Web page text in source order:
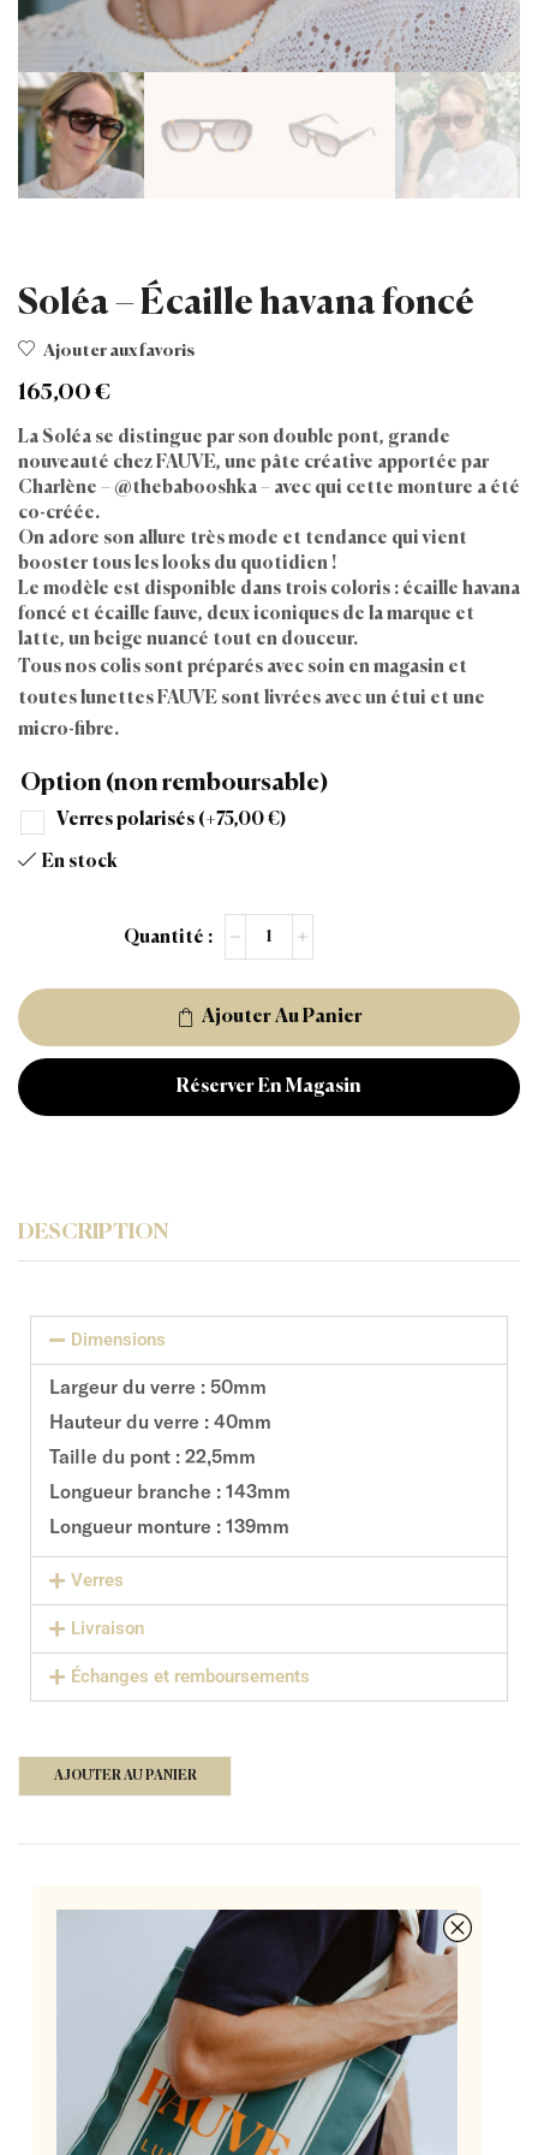
Soléa – Écaille havana foncé
Ajouter aux favoris
165,00€
La Soléa se distingue par son double pont, grande
nouveauté chez FAUVE, une pâte créative apportée par
Charlène – @thebabooshka – avec qui cette monture a été
co-créée.
On adore son allure très mode et tendance qui vient
booster tous les looks du quotidien !
Le modèle est disponible dans trois coloris : écaille havana
foncé et écaille fauve, deux iconiques de la marque et
latte, un beige nuancé tout en douceur.
Tous nos colis sont préparés avec soin en magasin et
toutes lunettes FAUVE sont livrées avec un étui et une
micro-fibre.
Option (non remboursable)
Verres polarisés (+75,00 €)
En stock
Ajouter Au Panier
Réserver En Magasin
DESCRIPTION
Dimensions
Largeur du verre : 50mm
Hauteur du verre : 40mm
Taille du pont : 22,5mm
Longueur branche : 143mm
Longueur monture : 139mm
Verres
Livraison
Échanges et remboursements
AJOUTER AU PANIER
Des lunettes françaises à 155€, pensées par deux
opticiennes passionnées